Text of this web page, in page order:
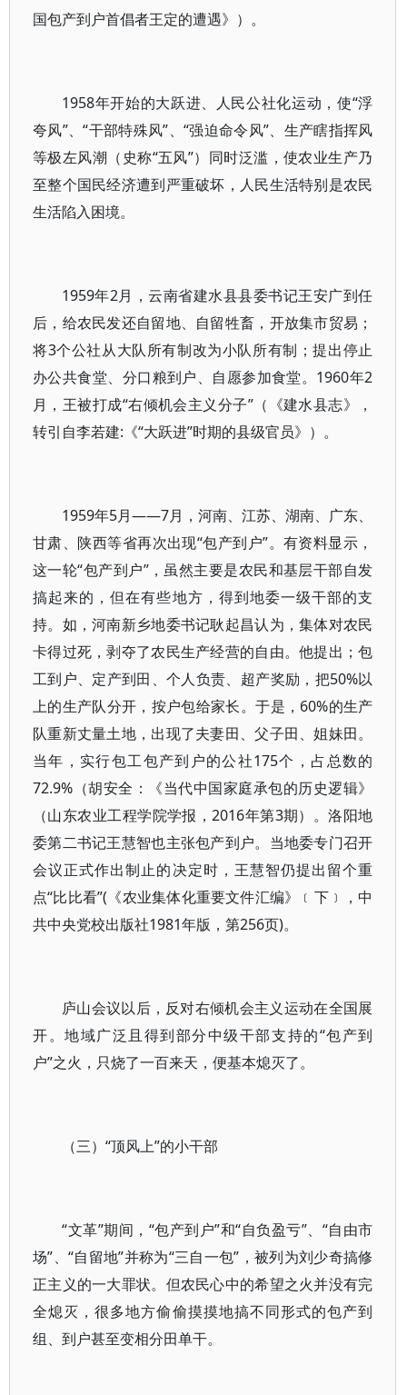
国包产到户首倡者王定的遭遇》）。
1958年开始的大跃进、人民公社化运动，使“浮
夸风”、“干部特殊风”、“强迫命令风”、生产瞎指挥风
等极左风潮（史称“五风”）同时泛滥，使农业生产乃
至整个国民经济遭到严重破坏，人民生活特别是农民
生活陷入困境。
1959年2月，云南省建水县县委书记王安广到任
后，给农民发还自留地、自留牲畜，开放集市贸易；
将3个公社从大队所有制改为小队所有制；提出停止
办公共食堂、分口粮到户、自愿参加食堂。1960年2
月，王被打成“右倾机会主义分子”（《建水县志》，
转引自李若建:《“大跃进”时期的县级官员》）。
1959年5月——7月，河南、江苏、湖南、广东、
甘肃、陕西等省再次出现“包产到户”。有资料显示，
这一轮“包产到户”，虽然主要是农民和基层干部自发
搞起来的，但在有些地方，得到地委一级干部的支
持。如，河南新乡地委书记耿起昌认为，集体对农民
卡得过死，剥夺了农民生产经营的自由。他提出；包
工到户、定产到田、个人负责、超产奖励，把50%以
上的生产队分开，按户包给家长。于是，60%的生产
队重新丈量土地，出现了夫妻田、父子田、姐妹田。
当年，实行包工包产到户的公社175个，占总数的
72.9%（胡安全：《当代中国家庭承包的历史逻辑》
（山东农业工程学院学报，2016年第3期）。洛阳地
委第二书记王慧智也主张包产到户。当地委专门召开
会议正式作出制止的决定时，王慧智仍提出留个重
点“比比看”(《农业集体化重要文件汇编》﹝下﹞，中
共中央党校出版社1981年版，第256页)。
庐山会议以后，反对右倾机会主义运动在全国展
开。地域广泛且得到部分中级干部支持的“包产到
户”之火，只烧了一百来天，便基本熄灭了。
（三）“顶风上”的小干部
“文革”期间，“包产到户”和“自负盈亏”、“自由市
场”、“自留地”并称为“三自一包”，被列为刘少奇搞修
正主义的一大罪状。但农民心中的希望之火并没有完
全熄灭，很多地方偷偷摸摸地搞不同形式的包产到
组、到户甚至变相分田单干。